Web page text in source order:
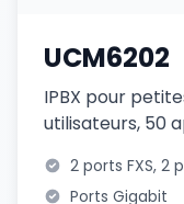
Téléphonie
Téléphonie
UCM6202
IPBX pour
utilisateurs, 50
2 ports FXS, 2
Ports Gigabit